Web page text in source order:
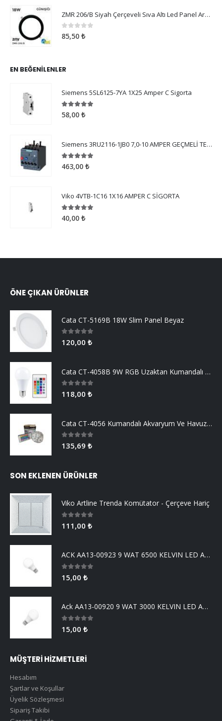
ZMR 206/B Siyah Çerçeveli Sıva Altı Led Panel Armatür 18W Günışığı
05 üzerinden
85,50 ₺
EN BEĞENILENLER
Siemens 5SL6125-7YA 1X25 Amper C Sigorta
5.005 üzerinden
58,00 ₺
Siemens 3RU2116-1JB0 7,0-10 AMPER GEÇMELİ TERMİK ROLE
5.005 üzerinden
463,00 ₺
Viko 4VTB-1C16 1X16 AMPER C SİGORTA
5.005 üzerinden
40,00 ₺
ÖNE ÇIKAN ÜRÜNLER
Cata CT-5169B 18W Slim Panel Beyaz
0 5 üzerinden
120,00 ₺
Cata CT-4058B 9W RGB Uzaktan Kumandalı Led Ampul Beyaz Işık
0 5 üzerinden
118,00 ₺
Cata CT-4056 Kumandalı Akvaryum Ve Havuz Aydınlatma
0 5 üzerinden
135,69 ₺
SON EKLENEN ÜRÜNLER
Viko Artline Trenda Komütator - Çerçeve Hariç
5 üzerinden
111,00 ₺
ACK AA13-00923 9 WAT 6500 KELVIN LED AMPUL
5 üzerinden
15,00 ₺
Ack AA13-00920 9 WAT 3000 KELVIN LED AMPUL
5 üzerinden
15,00 ₺
MÜŞTERİ HİZMETLERİ
Hesabım
Şartlar ve Koşullar
Üyelik Sözleşmesi
Sipariş Takibi